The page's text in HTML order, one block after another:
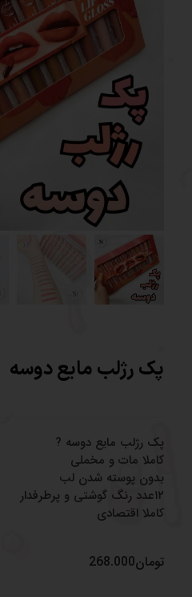
پک رژلب مایع دوسه
پک رژلب مایع دوسه ?
کاملا مات و مخملی
بدون پوسته شدن لب
۱۲عدد رنگ گوشتی و پرطرفدار
کاملا اقتصادی
تومان268.000